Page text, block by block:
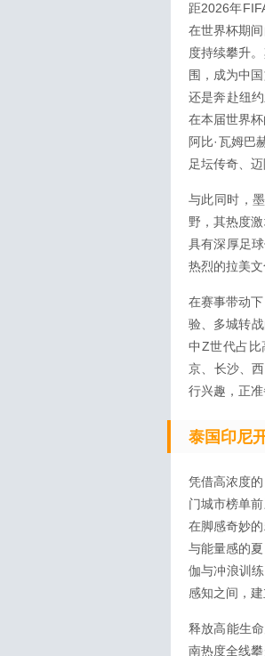
距2026年
在世界杯期
度持续攀升
围，成为中
还是奔赴纽
在本届世界
阿比·瓦姆巴
足坛传奇、
与此同时，
野，其热度
具有深厚足
热烈的拉美文
在赛事带动
验、多城转
中Z世代占比
京、长沙、
行兴趣，正准
泰国印尼
凭借高浓度
门城市榜单
在脚感奇妙
与能量感的
伽与冲浪训
感知之间，建
释放高能生
南热度全线